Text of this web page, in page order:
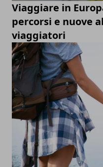
Viaggiare in
percorsi e nuove
viaggiatori